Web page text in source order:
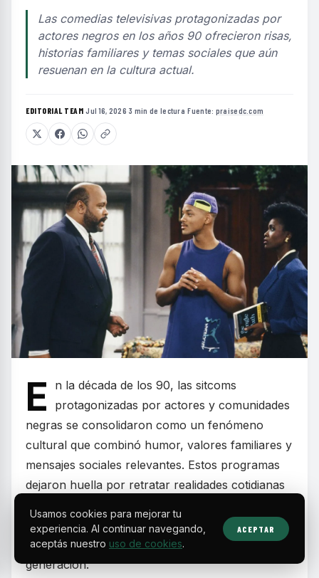
Las comedias televisivas protagonizadas por
actores negros en los años 90 ofrecieron risas,
historias familiares y temas sociales que aún
resuenan en la cultura actual.
EDITORIAL TEAM·Jul 16, 2026·3 min de lectura·Fuente: praisedc.com
E
n la década de los 90, las sitcoms
protagonizadas por actores y comunidades
negras se consolidaron como un fenómeno
cultural que combinó humor, valores familiares y
mensajes sociales relevantes. Estos programas
dejaron huella por retratar realidades cotidianas
parte esencial de la programación televisiva de
fines de semana y en la formación de toda una
generación.
Usamos cookies para mejorar tu
experiencia. Al continuar navegando,
aceptás nuestro uso de cookies.
ACEPTAR